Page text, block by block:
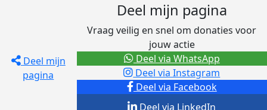
Deel mijn
pagina
Deel mijn pagina
Vraag veilig en snel om donaties voor
jouw actie
Deel via Facebook
Deel via Instagram
Deel via LinkedIn
Deel via WhatsApp